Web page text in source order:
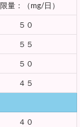
限量：（mg/日）
５０
５５
５０
４５
４０